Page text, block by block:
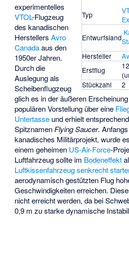
Typ
Entwurfsland
Hersteller
Erstflug
Stückzahl
2
experimentelles
VTOL-Flugzeug
des kanadischen
HerstellersAvro
Canadaaus den
1950er Jahren.
Durch die
Auslegung als
Scheibenflugzeug
glich es in der äußeren
populären Vorstellung über eine
Untertasse und erhielt
SpitznamenFlying Saucer.
kanadisches Militärprojekt, wurde
einem geheimen US-Air-Force-
Luftfahrzeug sollte im Bodeneffekt
Luftkissenfahrzeug senkrecht
aerodynamisch gestützten Flug
Geschwindigkeiten erreichen.
nicht erreicht werden, da bei
0,9 m zu starke dynamische